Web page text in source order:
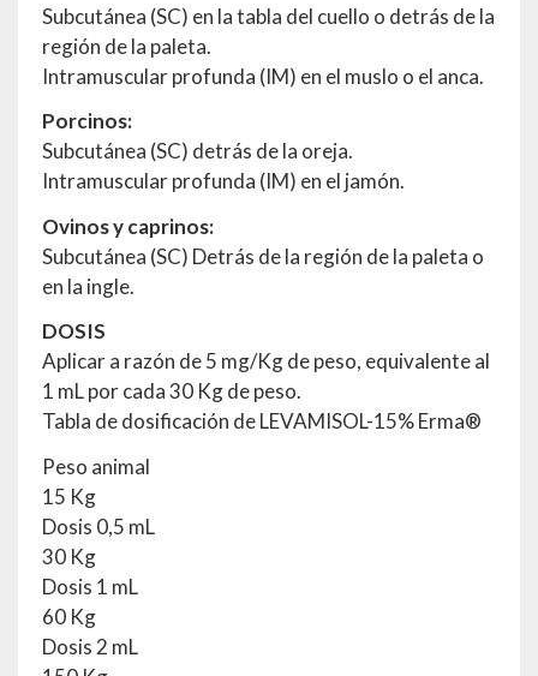
Subcutánea (SC) en la tabla del cuello o detrás de la
región de la paleta.
Intramuscular profunda (IM) en el muslo o el anca.
Porcinos:
Subcutánea (SC) detrás de la oreja.
Intramuscular profunda (IM) en el jamón.
Ovinos y caprinos:
Subcutánea (SC) Detrás de la región de la paleta o
en la ingle.
DOSIS
Aplicar a razón de 5 mg/Kg de peso, equivalente al
1 mL por cada 30 Kg de peso.
Tabla de dosificación de LEVAMISOL-15% Erma®
Peso animal
15 Kg
Dosis 0,5 mL
30 Kg
Dosis 1 mL
60 Kg
Dosis 2 mL